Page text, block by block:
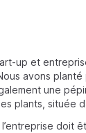
up et
avons planté
une
plants, située
doit